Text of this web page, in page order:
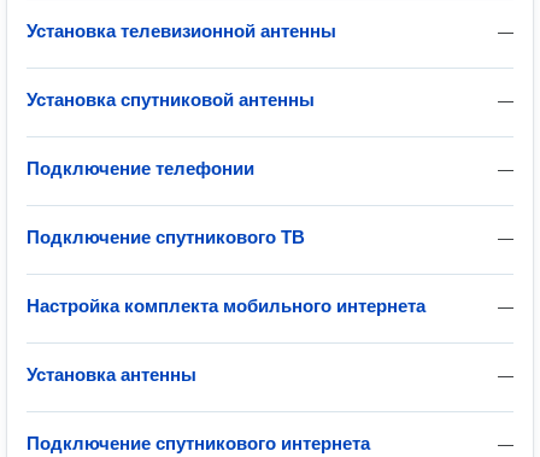
—
Установка телевизионной антенны
—
Установка спутниковой антенны
—
Подключение телефонии
—
Подключение спутникового ТВ
—
Настройка комплекта мобильного интернета
—
Установка антенны
—
Подключение спутникового интернета